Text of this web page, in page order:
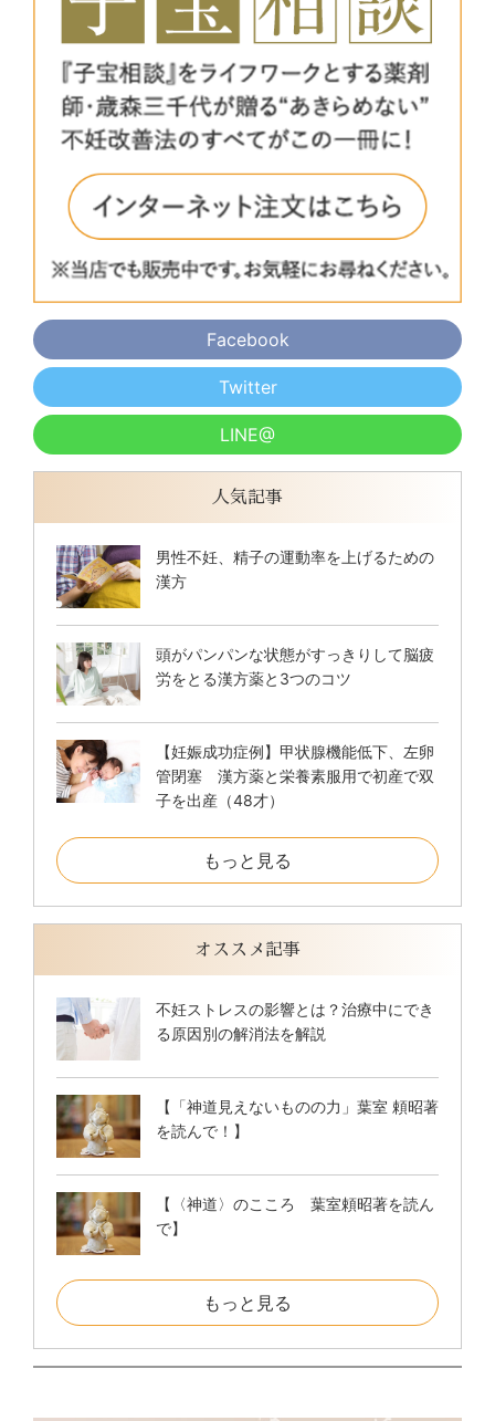
Facebook
Twitter
LINE@
人気記事
男性不妊、精子の運動率を上げるための
漢方
頭がパンパンな状態がすっきりして脳疲
労をとる漢方薬と3つのコツ
【妊娠成功症例】甲状腺機能低下、左卵
管閉塞 漢方薬と栄養素服用で初産で双
子を出産（48才）
もっと見る
オススメ記事
不妊ストレスの影響とは？治療中にでき
る原因別の解消法を解説
【「神道見えないものの力」葉室 頼昭著
を読んで！】
【〈神道〉のこころ 葉室頼昭著を読ん
で】
もっと見る